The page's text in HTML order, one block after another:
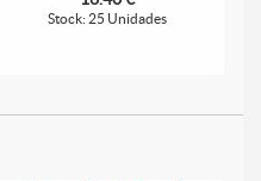
Stock: 25 Unidades